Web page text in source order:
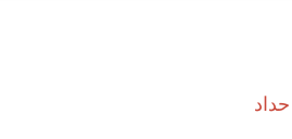
حداد